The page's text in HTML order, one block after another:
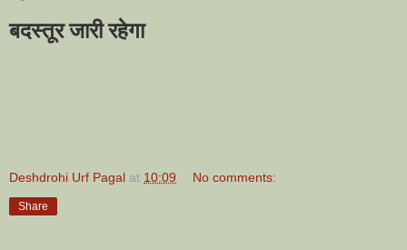
बदस्तूर जारी रहेगा
Deshdrohi Urf Pagal at 10:09 No comments:
Share